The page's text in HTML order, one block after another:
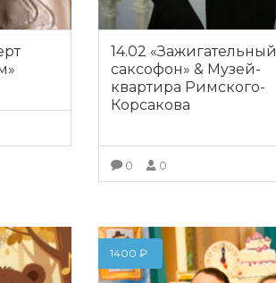
14.02 «Зажигательный
саксофон» & Музей-
квартира Римского-
Корсакова
0 0
1400 ₽